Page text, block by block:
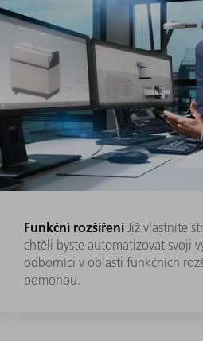
Funkční rozšíření Již vlastníte
chtěli byste automatizovat svoji
odborníci v oblasti funkčních
pomohou.